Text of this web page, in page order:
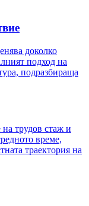
доколко
подход на
подразбираща
трудов стаж и
време,
траектория на